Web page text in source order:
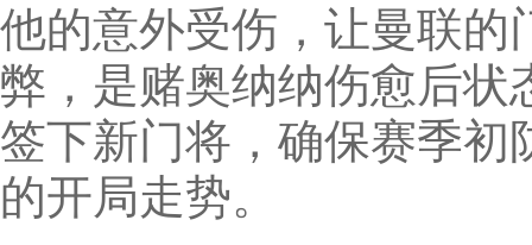
他的意外受伤，让曼联的
弊，是赌奥纳纳伤愈后状
签下新门将，确保赛季初
的开局走势。